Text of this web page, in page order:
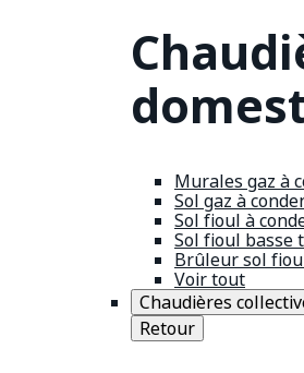
Murales gaz à
Sol gaz à
Sol fioul à
Sol fioul basse
Brûleur sol
Voir tout
Chaudières
Retour